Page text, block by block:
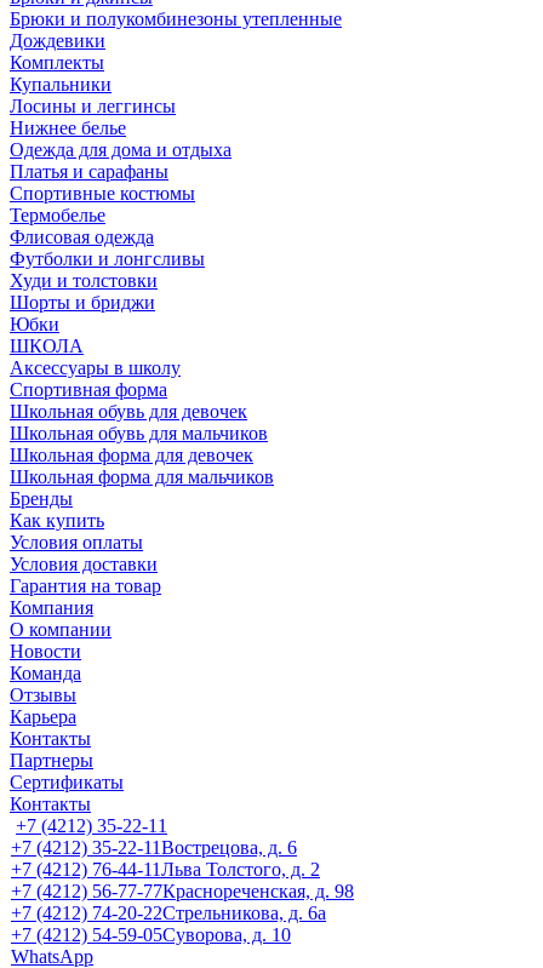
Брюки и полукомбинезоны утепленные
Дождевики
Комплекты
Купальники
Лосины и леггинсы
Нижнее белье
Одежда для дома и отдыха
Платья и сарафаны
Спортивные костюмы
Термобелье
Флисовая одежда
Футболки и лонгсливы
Худи и толстовки
Шорты и бриджи
Юбки
ШКОЛА
Аксессуары в школу
Спортивная форма
Школьная обувь для девочек
Школьная обувь для мальчиков
Школьная форма для девочек
Школьная форма для мальчиков
Бренды
Как купить
Условия оплаты
Условия доставки
Гарантия на товар
Компания
О компании
Новости
Команда
Отзывы
Карьера
Контакты
Партнеры
Сертификаты
Контакты
+7 (4212) 35-22-11
+7 (4212) 35-22-11Вострецова, д. 6
+7 (4212) 76-44-11Льва Толстого, д. 2
+7 (4212) 56-77-77Краснореченская, д. 98
+7 (4212) 74-20-22Стрельникова, д. 6а
+7 (4212) 54-59-05Суворова, д. 10
WhatsApp